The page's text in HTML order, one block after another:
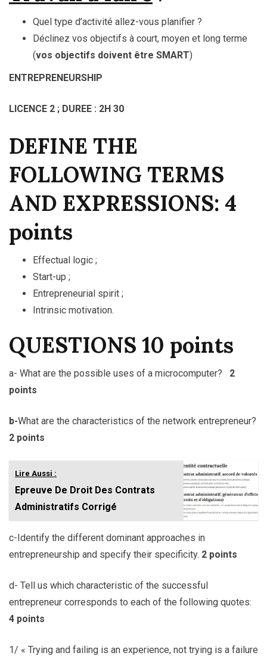
Quel type d’activité allez-vous planifier ?
Déclinez vos objectifs à court, moyen et long terme
(vos objectifs doivent être SMART)
ENTREPRENEURSHIP
LICENCE 2 ; DUREE : 2H 30
DEFINE THE
FOLLOWING TERMS
AND EXPRESSIONS: 4
points
Effectual logic ;
Start-up ;
Entrepreneurial spirit ;
Intrinsic motivation.
QUESTIONS 10 points
a- What are the possible uses of a microcomputer? 2
points
b-What are the characteristics of the network entrepreneur?
2 points
Lire Aussi :
Epreuve De Droit Des Contrats
Administratifs Corrigé
c-Identify the different dominant approaches in
entrepreneurship and specify their specificity. 2 points
d- Tell us which characteristic of the successful
entrepreneur corresponds to each of the following quotes:
4 points
1/ « Trying and failing is an experience, not trying is a failure